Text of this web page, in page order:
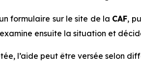
formulaire sur le site de la CAF,
examine ensuite la situation et
l’aide peut être versée selon